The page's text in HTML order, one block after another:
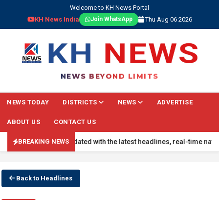
Welcome to KH News Portal
KH News India
Join WhatsApp Thu Aug 06 2026
NEWS BEYOND LIMITS
NEWS TODAY DISTRICTS NEWS ADVERTISE
ABOUT US CONTACT US
BREAKING NEWS
NEWS: Stay updated with the latest headlines, real-time
Back to Headlines